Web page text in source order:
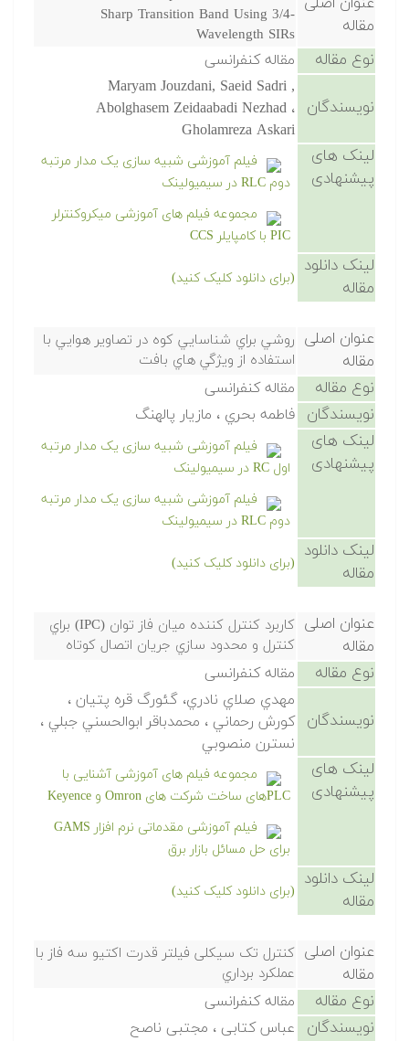
مقاله
Sharp Transition Band Using 3/4-
Wavelength SIRs
نوع مقاله مقاله کنفرانسی
نویسندگان
Maryam Jouzdani, Saeid Sadri ,
Abolghasem Zeidaabadi Nezhad ،
Gholamreza Askari
لینک های
پیشنهادی
فیلم آموزشی شبیه سازی یک مدار مرتبه
دوم RLC در سیمیولینک
مجموعه فیلم های آموزشی میکروکنترلر
PIC با کامپایلر CCS
لینک دانلود
مقاله
(برای دانلود کلیک کنید)
عنوان اصلی
مقاله
روشي براي شناسايي كوه در تصاوير هوايي با
استفاده از ويژگي هاي بافت
نوع مقاله مقاله کنفرانسی
نویسندگان فاطمه بحري ، مازيار پالهنگ
لینک های
پیشنهادی
فیلم آموزشی شبیه سازی یک مدار مرتبه
اول RC در سیمیولینک
فیلم آموزشی شبیه سازی یک مدار مرتبه
دوم RLC در سیمیولینک
لینک دانلود
مقاله
(برای دانلود کلیک کنید)
عنوان اصلی
مقاله
كاربرد كنترل كننده ميان فاز توان (IPC) براي
كنترل و محدود سازي جريان اتصال كوتاه
نوع مقاله مقاله کنفرانسی
نویسندگان
مهدي صلاي نادري، گئورگ قره پتيان ،
كورش رحماني ، محمدباقر ابوالحسني جبلي ،
نسترن منصوبي
لینک های
پیشنهادی
مجموعه فیلم های آموزشی آشنایی با
PLCهای ساخت شرکت های Omron و Keyence
فیلم آموزشی مقدماتی نرم افزار GAMS
برای حل مسائل بازار برق
لینک دانلود
مقاله
(برای دانلود کلیک کنید)
عنوان اصلی
مقاله
کنترل تک سیکلی فیلتر قدرت اکتیو سه فاز با
عملکرد برداري
نوع مقاله مقاله کنفرانسی
نویسندگان عباس کتابی ، مجتبی ناصح